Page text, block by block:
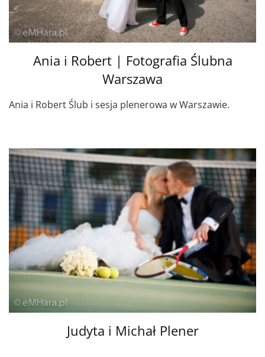
Ania i Robert | Fotografia Ślubna
Warszawa
Ania i Robert Ślub i sesja plenerowa w Warszawie.
Judyta i Michał Plener